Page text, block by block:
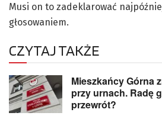
Musi on to zadeklarować
głosowaniem.
CZYTAJ TAKŻE
Mieszkańcy Górna
przy urnach. Radę
przewrót?